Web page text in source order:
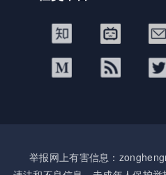
举报网上有害信息：